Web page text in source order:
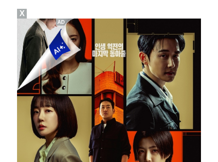
대놓고 '심판 마사지'로 결재 받기도…최종 결재권자는 …
진세연, 전속계약 종료…FA 시장 나왔다 [공식]
'1라운드 115위' 김민별, 2라운드 7타 줄이며 7…
X